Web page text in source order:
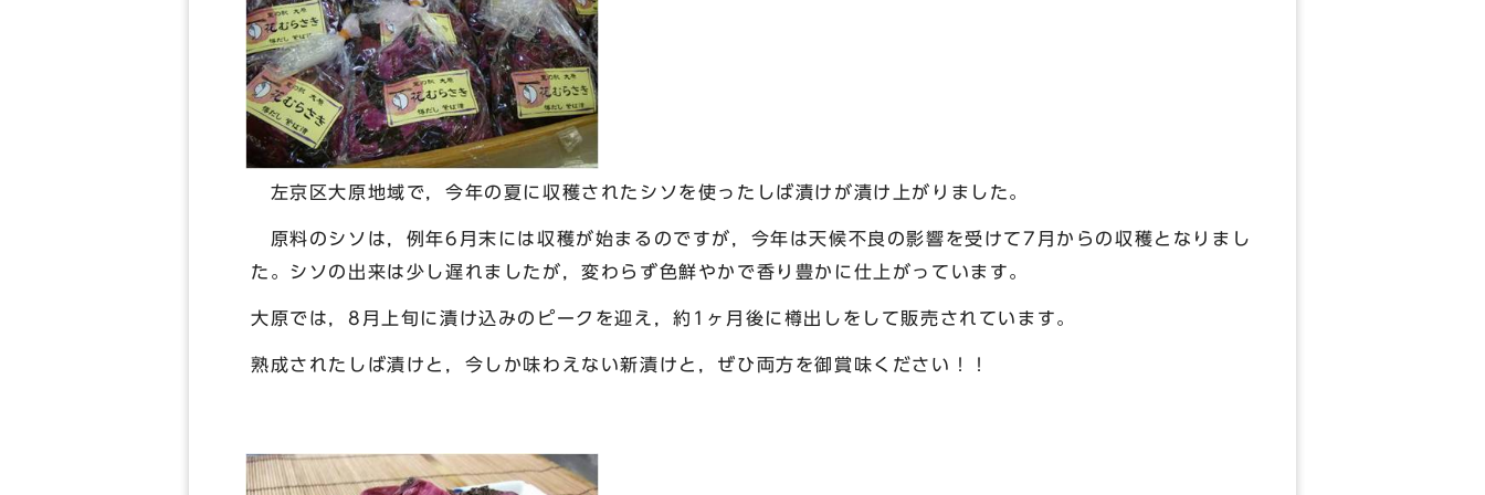
左京区大原地域で，今年の夏に収穫されたシソを使ったしば漬けが漬け上がりました。
原料のシソは，例年6月末には収穫が始まるのですが，今年は天候不良の影響を受けて7月からの収穫となりまし
た。シソの出来は少し遅れましたが，変わらず色鮮やかで香り豊かに仕上がっています。
大原では，8月上旬に漬け込みのピークを迎え，約1ヶ月後に樽出しをして販売されています。
熟成されたしば漬けと，今しか味わえない新漬けと，ぜひ両方を御賞味ください！！